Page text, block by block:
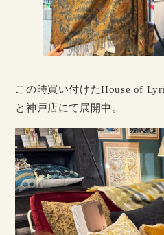
この時買い付けたHouse of
と神戸店にて展開中。